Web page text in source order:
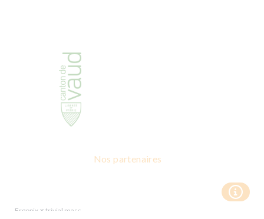
Nos partenaires
Ergopixx trivial mass